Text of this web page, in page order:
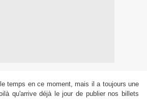
temps en ce moment, mais il a toujours une
qu'arrive déjà le jour de publier nos billets